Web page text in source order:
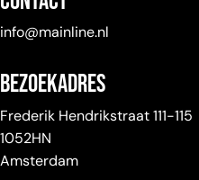
info@mainline.nl
Bezoekadres
Frederik Hendrikstraat 111-115
1052HN
Amsterdam